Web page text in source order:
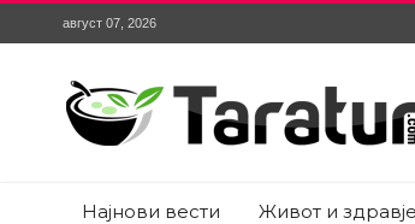
август 07, 2026
Најнови вести Живот и здравје